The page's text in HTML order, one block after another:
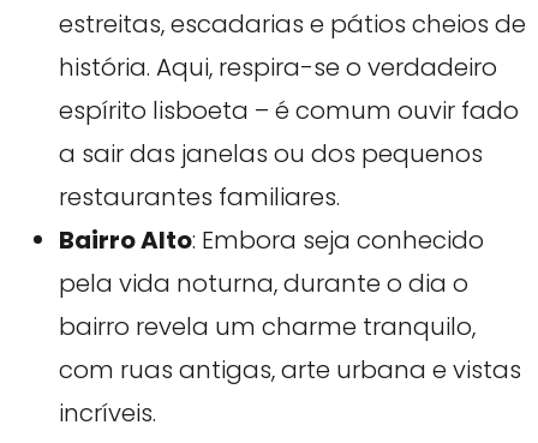
estreitas, escadarias e pátios cheios de
história. Aqui, respira-se o verdadeiro
espírito lisboeta – é comum ouvir fado
a sair das janelas ou dos pequenos
restaurantes familiares.
Bairro Alto: Embora seja conhecido
pela vida noturna, durante o dia o
bairro revela um charme tranquilo,
com ruas antigas, arte urbana e vistas
incríveis.